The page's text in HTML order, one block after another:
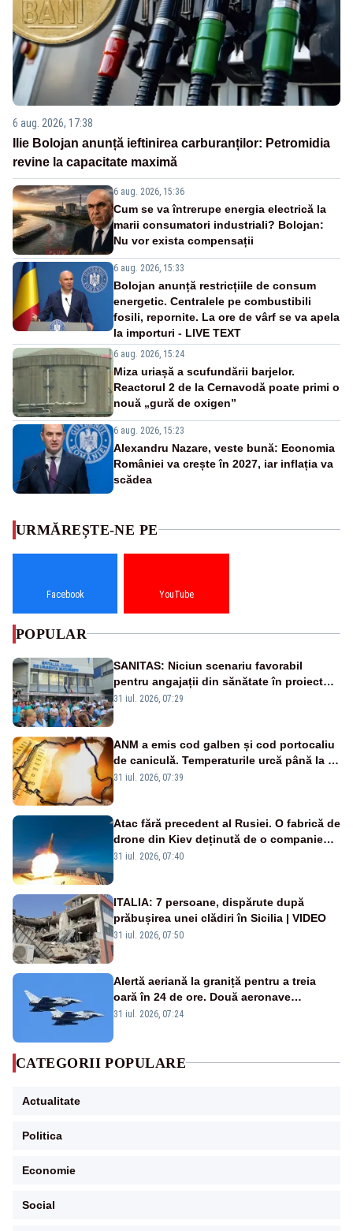
6 aug. 2026, 17:38
Ilie Bolojan anunță ieftinirea carburanților: Petromidia
revine la capacitate maximă
6 aug. 2026, 15:36
Cum se va întrerupe energia electrică la
marii consumatori industriali? Bolojan:
Nu vor exista compensații
6 aug. 2026, 15:33
Bolojan anunță restricțiile de consum
energetic. Centralele pe combustibili
fosili, repornite. La ore de vârf se va apela
la importuri - LIVE TEXT
6 aug. 2026, 15:24
Miza uriașă a scufundării barjelor.
Reactorul 2 de la Cernavodă poate primi o
nouă „gură de oxigen”
6 aug. 2026, 15:23
Alexandru Nazare, veste bună: Economia
României va crește în 2027, iar inflația va
scădea
URMĂREȘTE-NE PE
Facebook YouTube
POPULAR
SANITAS: Niciun scenariu favorabil
pentru angajații din sănătate în proiectul
Legii salarizării
31 iul. 2026, 07:29
ANM a emis cod galben și cod portocaliu
de caniculă. Temperaturile urcă până la 38
de grade, iar nopțile devin tropicale
31 iul. 2026, 07:39
Atac fără precedent al Rusiei. O fabrică de
drone din Kiev deținută de o companie
americană, distrusă de o rachetă
31 iul. 2026, 07:40
ITALIA: 7 persoane, dispărute după
prăbușirea unei clădiri în Sicilia | VIDEO
31 iul. 2026, 07:50
Alertă aeriană la graniță pentru a treia
oară în 24 de ore. Două aeronave
Eurofighter britanice au fost ridicate de la
31 iul. 2026, 07:24
CATEGORII POPULARE
Actualitate
Politica
Economie
Social